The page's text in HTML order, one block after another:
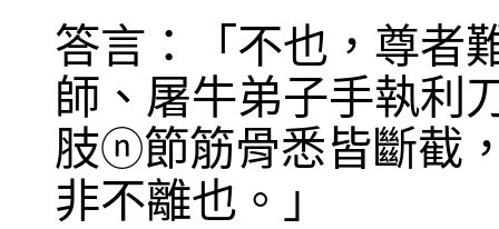
答言：「不也，尊者
師、屠牛弟子手執利
肢ⓝ節筋骨悉皆斷截
非不離也。」